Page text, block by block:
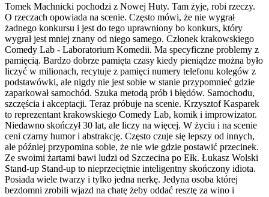
Tomek Machnicki pochodzi z Nowej Huty. Tam żyje, robi rzeczy.
O rzeczach opowiada na scenie. Często mówi, że nie wygrał
żadnego konkursu i jest do tego uprawniony bo konkurs, który
wygrał jest mniej znany od niego samego. Członek krakowskiego
Comedy Lab - Laboratorium Komedii. Ma specyficzne problemy z
pamięcią. Bardzo dobrze pamięta czasy kiedy pieniądze można było
liczyć w milionach, recytuje z pamięci numery telefonu kolegów z
podstawówki, ale nigdy nie jest sobie w stanie przypomnieć gdzie
zaparkował samochód. Szuka metodą prób i błędów. Samochodu,
szczęścia i akceptacji. Teraz próbuje na scenie. Krzysztof Kasparek
to reprezentant krakowskiego Comedy Lab, komik i improwizator.
Niedawno skończył 30 lat, ale liczy na więcej. W życiu i na scenie
ceni czarny humor i abstrakcję. Często czuje się lepszy od innych,
ale później przypomina sobie, że nie wie gdzie postawić przecinek.
Ze swoimi żartami bawi ludzi od Szczecina po Ełk. Łukasz Wolski
Stand-up Stand-up to nieprzeciętnie inteligentny skończony idiota.
Posiada wiele twarzy i tylko jedna nerkę. Jedyna osoba której
bezdomni zrobili wjazd na chatę żeby oddać resztę za wino i